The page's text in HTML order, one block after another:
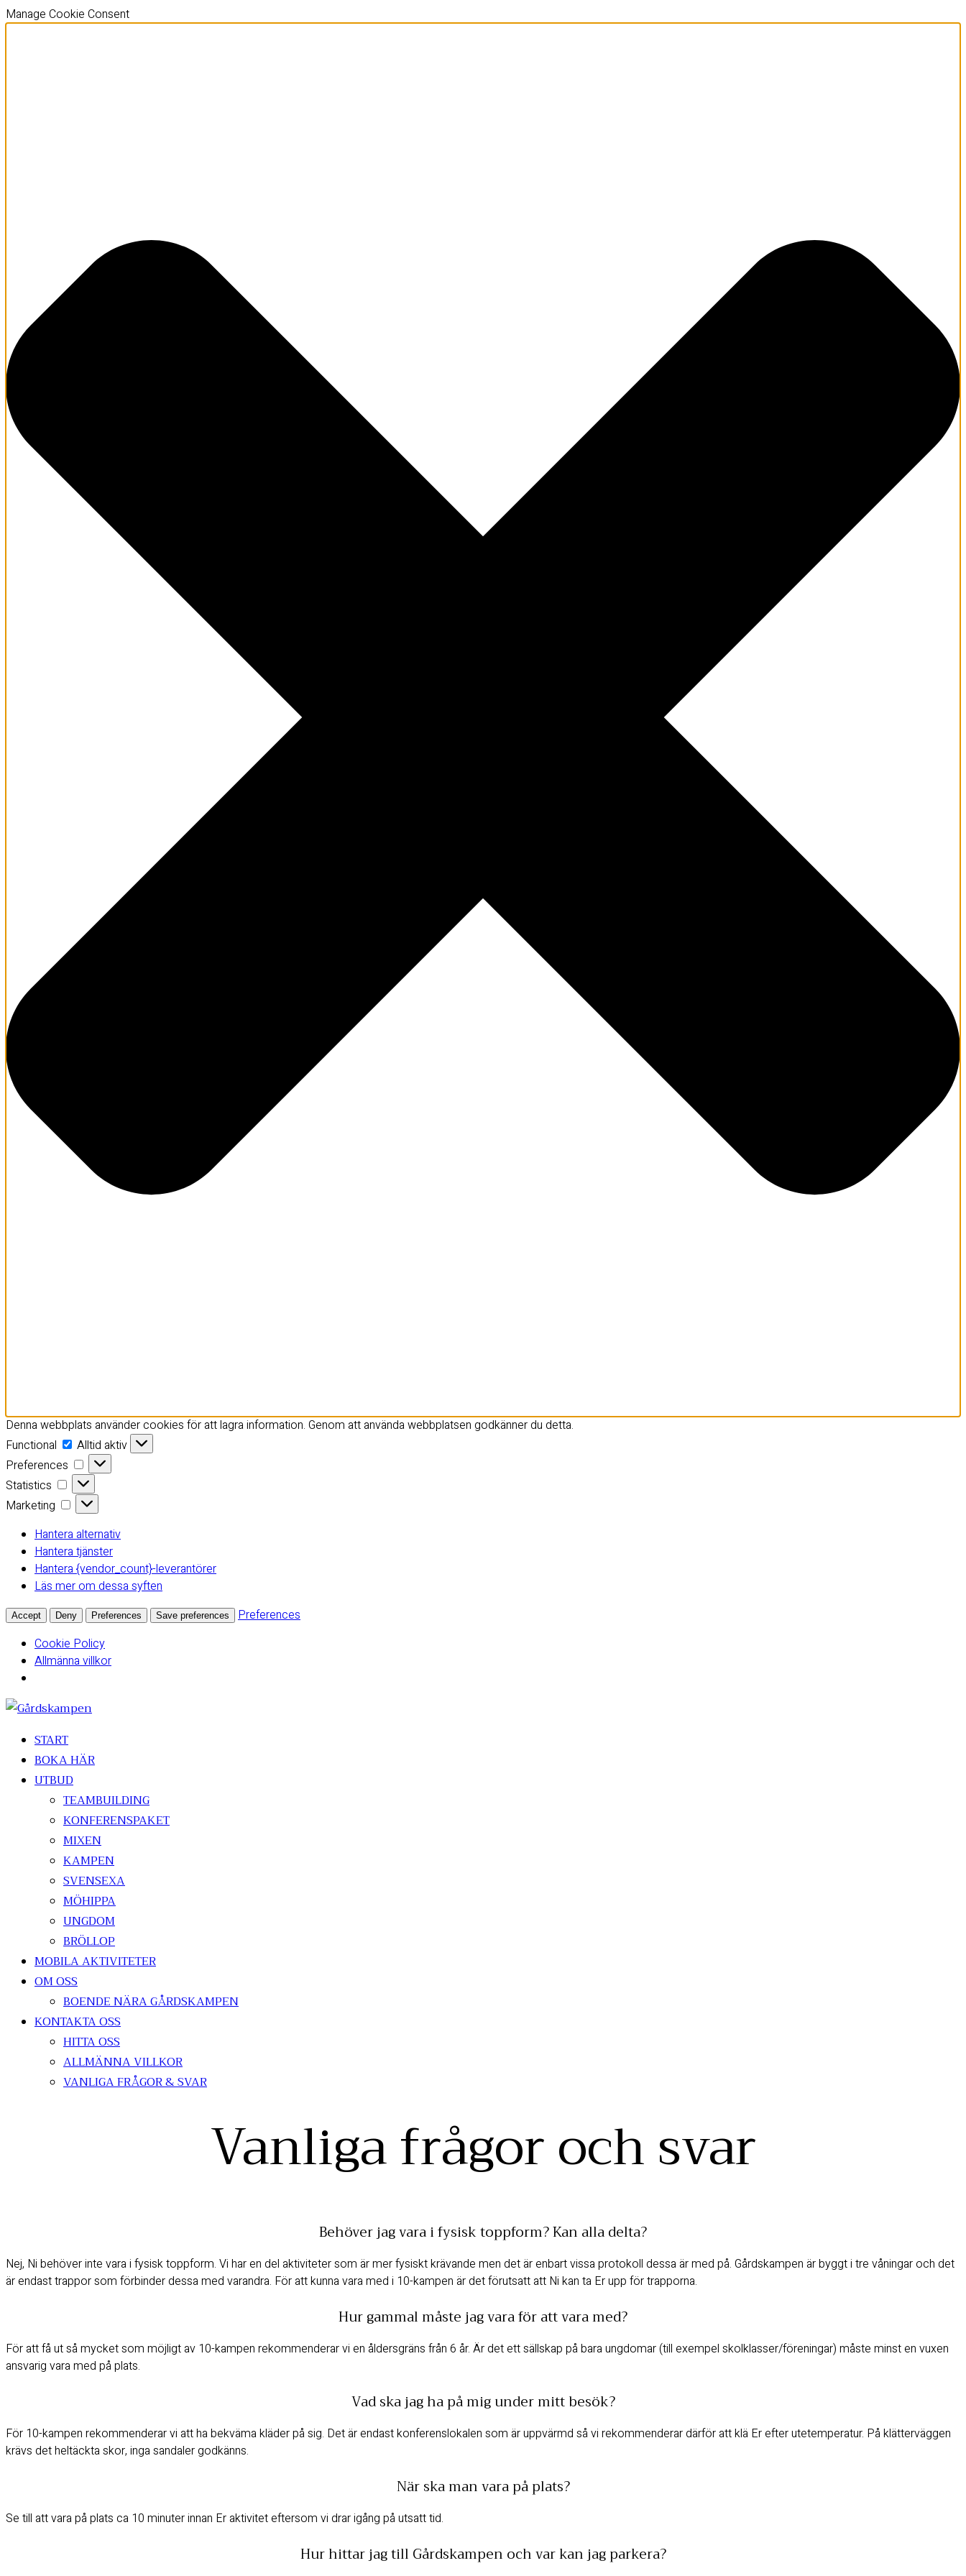
Manage Cookie Consent
Denna webbplats använder cookies för att lagra information. Genom att använda webbplatsen godkänner du detta.
Functional
Functional
Alltid aktiv
Preferences
Preferences
Statistics
Statistics
Marketing
Marketing
Hantera alternativ
Hantera tjänster
Hantera {vendor_count}-leverantörer
Läs mer om dessa syften
Accept Deny Preferences Save preferences
Preferences
Cookie Policy
Allmänna villkor
START
BOKA HÄR
UTBUD
TEAMBUILDING
KONFERENSPAKET
MIXEN
KAMPEN
SVENSEXA
MÖHIPPA
UNGDOM
BRÖLLOP
MOBILA AKTIVITETER
OM OSS
BOENDE NÄRA GÅRDSKAMPEN
KONTAKTA OSS
HITTA OSS
ALLMÄNNA VILLKOR
VANLIGA FRÅGOR & SVAR
Vanliga frågor och svar
Behöver jag vara i fysisk toppform? Kan alla delta?
Nej, Ni behöver inte vara i fysisk toppform. Vi har en del aktiviteter som är mer fysiskt krävande men det är enbart vissa protokoll dessa är med på. Gårdskampen är byggt i tre våningar och det
är endast trappor som förbinder dessa med varandra. För att kunna vara med i 10-kampen är det förutsatt att Ni kan ta Er upp för trapporna.
Hur gammal måste jag vara för att vara med?
För att få ut så mycket som möjligt av 10-kampen rekommenderar vi en åldersgräns från 6 år. Är det ett sällskap på bara ungdomar (till exempel skolklasser/föreningar) måste minst en vuxen
ansvarig vara med på plats.
Vad ska jag ha på mig under mitt besök?
För 10-kampen rekommenderar vi att ha bekväma kläder på sig. Det är endast konferenslokalen som är uppvärmd så vi rekommenderar därför att klä Er efter utetemperatur. På klätterväggen
krävs det heltäckta skor, inga sandaler godkänns.
När ska man vara på plats?
Se till att vara på plats ca 10 minuter innan Er aktivitet eftersom vi drar igång på utsatt tid.
Hur hittar jag till Gårdskampen och var kan jag parkera?